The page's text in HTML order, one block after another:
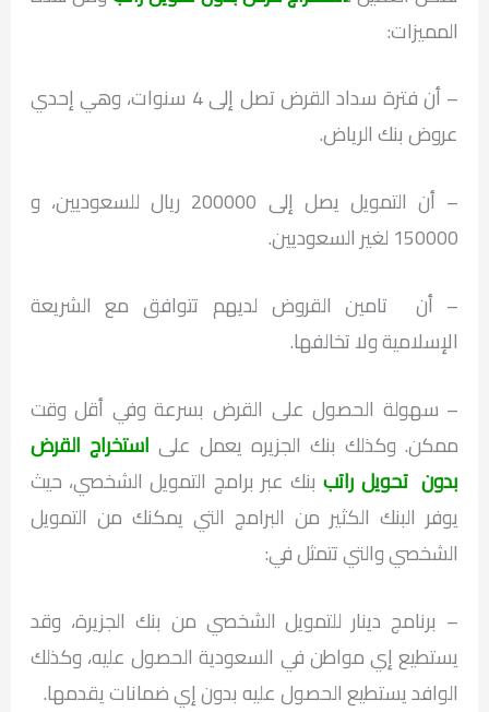
المميزات:
– أن فترة سداد القرض تصل إلى 4 سنوات، وهي إحدي
عروض بنك الرياض.
– أن التمويل يصل إلى 200000 ريال للسعوديين، و
150000 لغير السعوديين.
– أن تامين القروض لديهم تتوافق مع الشريعة
الإسلامية ولا تخالفها.
– سهولة الحصول على القرض بسرعة وفي أقل وقت
ممكن. وكذلك بنك الجزيره يعمل على استخراج القرض
بدون تحويل راتببنك عبر برامج التمويل الشخصي، حيث
يوفر البنك الكثير من البرامج التي يمكنك من التمويل
الشخصي والتي تتمثل في:
– برنامج دينار للتمويل الشخصي من بنك الجزيرة، وقد
يستطيع إي مواطن في السعودية الحصول عليه، وكذلك
الوافد يستطيع الحصول عليه بدون إي ضمانات يقدمها.